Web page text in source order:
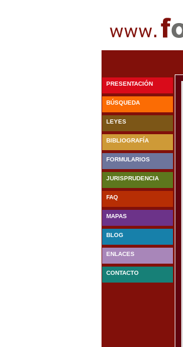
PRESENTACIÓN
BÚSQUEDA
LEYES
BIBLIOGRAFÍA
FORMULARIOS
JURISPRUDENCIA
FAQ
MAPAS
BLOG
ENLACES
CONTACTO